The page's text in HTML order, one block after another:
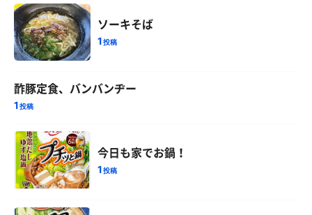
ソーキそば
1投稿
酢豚定食、バンバンヂー
1投稿
今日も家でお鍋！
1投稿